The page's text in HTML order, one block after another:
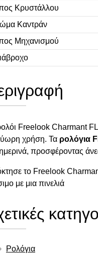
Κρυστάλλου
Καντράν
Μηχανισμού
Freelook Charmant
χρήση. Τα ρολόγια
προσφέροντας
το Freelook
με μια πινελιά
Ρολόγια